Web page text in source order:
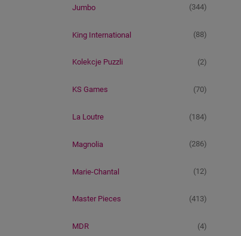
Jumbo (344)
King International (88)
Kolekcje Puzzli (2)
KS Games (70)
La Loutre (184)
Magnolia (286)
Marie-Chantal (12)
Master Pieces (413)
MDR (4)